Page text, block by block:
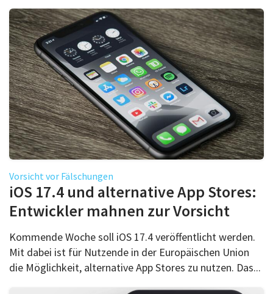
Vorsicht vor Fälschungen
iOS 17.4 und alternative App Stores:
Entwickler mahnen zur Vorsicht
Kommende Woche soll iOS 17.4 veröffentlicht werden.
Mit dabei ist für Nutzende in der Europäischen Union
die Möglichkeit, alternative App Stores zu nutzen. Das...